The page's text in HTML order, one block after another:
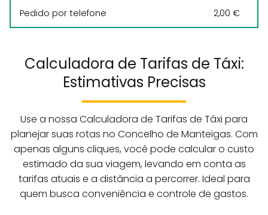
Pedido por telefone 2,00 €
Calculadora de Tarifas de Táxi:
Estimativas Precisas
Use a nossa Calculadora de Tarifas de Táxi para
planejar suas rotas no Concelho de Manteigas. Com
apenas alguns cliques, você pode calcular o custo
estimado da sua viagem, levando em conta as
tarifas atuais e a distância a percorrer. Ideal para
quem busca conveniência e controle de gastos.